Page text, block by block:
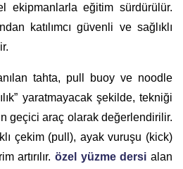
ekipmanlarla eğitim sürdürülür.
katılımcı güvenli ve sağlıklı
tahta, pull buoy ve noodle
yaratmayacak şekilde, tekniği
geçici araç olarak değerlendirilir.
çekim (pull), ayak vuruşu (kick)
artırılır. özel yüzme dersi alan